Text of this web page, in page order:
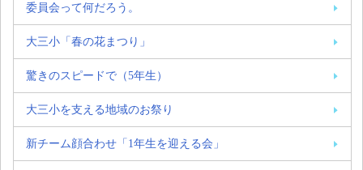
委員会って何だろう。
大三小「春の花まつり」
驚きのスピードで（5年生）
大三小を支える地域のお祭り
新チーム顔合わせ「1年生を迎える会」